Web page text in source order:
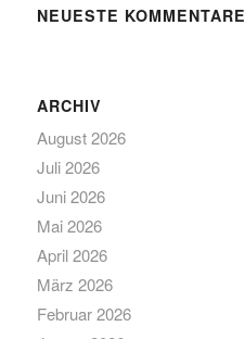
NEUESTE KOMMENTARE
ARCHIV
August 2026
Juli 2026
Juni 2026
Mai 2026
April 2026
März 2026
Februar 2026